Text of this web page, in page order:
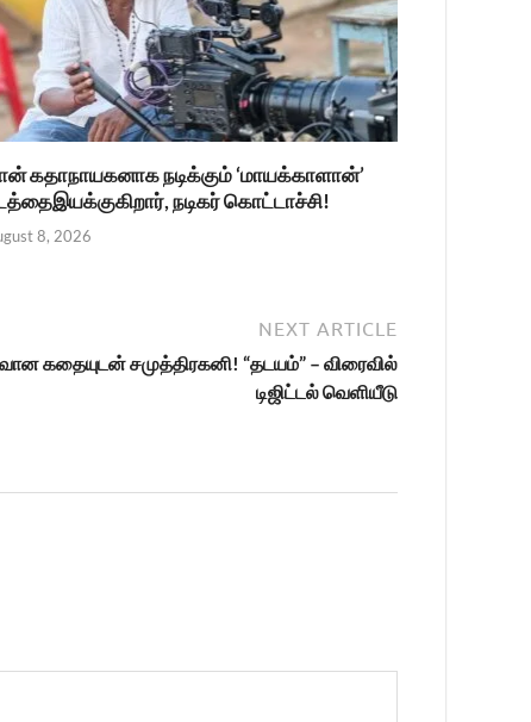
கதாநாயகனாக நடிக்கும் ‘மாயக்காளான்’
நடிகர் கொட்டாச்சி!
8, 2026
NEXT ARTICLE
கதையுடன் சமுத்திரகனி! “தடயம்” – விரைவில்
டிஜிட்டல் வெளியீடு